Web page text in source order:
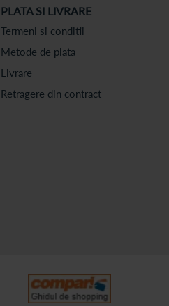
PLATA SI LIVRARE
Termeni si conditii
Metode de plata
Livrare
Retragere din contract